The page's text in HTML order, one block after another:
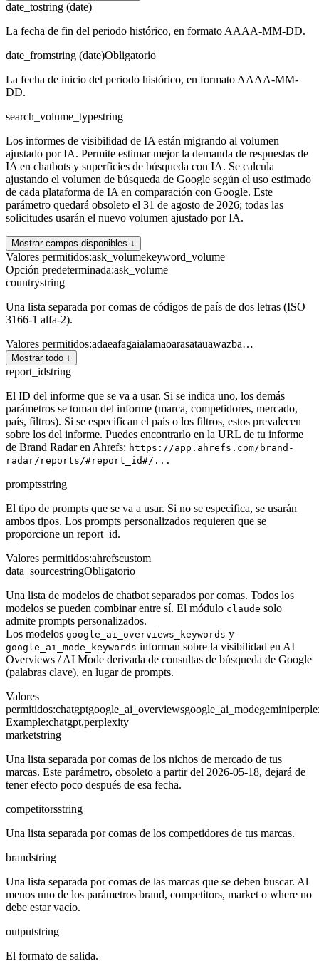
date_tostring (date)
La fecha de fin del periodo histórico, en formato AAAA-MM-DD.
date_fromstring (date)Obligatorio
La fecha de inicio del periodo histórico, en formato AAAA-MM-
DD.
search_volume_typestring
Los informes de visibilidad de IA están migrando al volumen
ajustado por IA. Permite estimar mejor la demanda de respuestas de
IA en chatbots y superficies de búsqueda con IA. Se calcula
ajustando el volumen de búsqueda de Google según el uso estimado
de cada plataforma de IA en comparación con Google. Este
parámetro quedará obsoleto el 31 de agosto de 2026; todas las
solicitudes usarán el nuevo volumen ajustado por IA.
Mostrar campos disponibles ↓
Valores permitidos:ask_volumekeyword_volume
Opción predeterminada:ask_volume
countrystring
Una lista separada por comas de códigos de país de dos letras (ISO
3166-1 alfa-2).
Valores permitidos:adaeafagaialamaoarasatauawazba…
Mostrar todo ↓
report_idstring
El ID del informe que se va a usar. Si se indica uno, los demás
parámetros se toman del informe (marca, competidores, mercado,
país, filtros). Si se especifican el país o los filtros, estos prevalecen
sobre los del informe. Puedes encontrarlo en la URL de tu informe
de Brand Radar en Ahrefs: https://app.ahrefs.com/brand-
radar/reports/#report_id#/...
promptsstring
El tipo de prompts que se va a usar. Si no se especifica, se usarán
ambos tipos. Los prompts personalizados requieren que se
proporcione un report_id.
Valores permitidos:ahrefscustom
data_sourcestringObligatorio
Una lista de modelos de chatbot separados por comas. Todos los
modelos se pueden combinar entre sí. El módulo claude solo
admite prompts personalizados.
Los modelos google_ai_overviews_keywords y
google_ai_mode_keywords informan sobre la visibilidad en AI
Overviews / AI Mode derivada de consultas de búsqueda de Google
(palabras clave), en lugar de prompts.
Valores
permitidos:chatgptgoogle_ai_overviewsgoogle_ai_modegemini
Example:chatgpt,perplexity
marketstring
Una lista separada por comas de los nichos de mercado de tus
marcas. Este parámetro, obsoleto a partir del 2026-05-18, dejará de
tener efecto poco después de esa fecha.
competitorsstring
Una lista separada por comas de los competidores de tus marcas.
brandstring
Una lista separada por comas de las marcas que se deben buscar. Al
menos uno de los parámetros brand, competitors, market o where no
debe estar vacío.
outputstring
El formato de salida.